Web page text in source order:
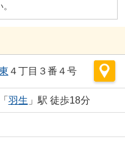
４丁目３番４号
「 羽生 」駅 徒歩18分